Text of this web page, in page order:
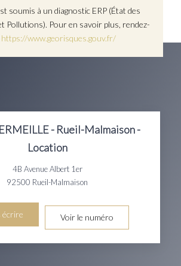
soumis à un diagnostic ERP (État des
Pollutions). Pour en savoir plus, rendez-
https://www.georisques.gouv.fr/
- Rueil-Malmaison -
Location
4B Avenue Albert 1er
92500 Rueil-Malmaison
écrire Voir le numéro